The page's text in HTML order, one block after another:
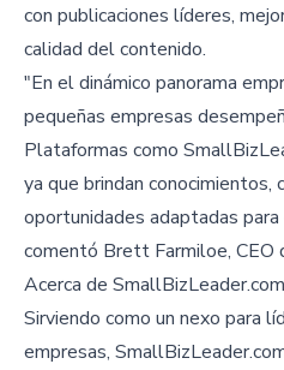
con publicaciones líderes,
calidad del contenido.
"En el dinámico panorama
pequeñas empresas
Plataformas como
ya que brindan conocimientos,
oportunidades adaptadas
comentó Brett Farmiloe, CEO
Acerca de
Sirviendo como un nexo para
empresas,